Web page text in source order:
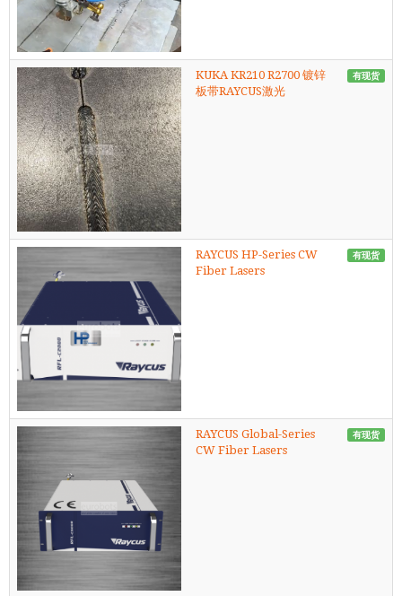
KUKA KR210 R2700 镀锌
板带RAYCUS激光
有现货
RAYCUS HP-Series CW
Fiber Lasers
有现货
RAYCUS Global-Series
CW Fiber Lasers
有现货